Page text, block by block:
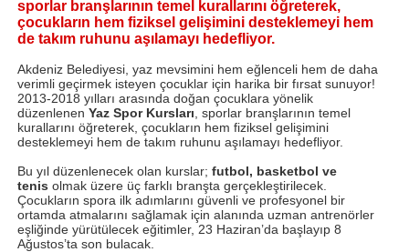
sporlar branşlarının temel kurallarını öğreterek,
çocukların hem fiziksel gelişimini desteklemeyi hem
de takım ruhunu aşılamayı hedefliyor.
Akdeniz Belediyesi, yaz mevsimini hem eğlenceli hem de daha
verimli geçirmek isteyen çocuklar için harika bir fırsat sunuyor!
2013-2018 yılları arasında doğan çocuklara yönelik
düzenlenen Yaz Spor Kursları , sporlar branşlarının temel
kurallarını öğreterek, çocukların hem fiziksel gelişimini
desteklemeyi hem de takım ruhunu aşılamayı hedefliyor.
Bu yıl düzenlenecek olan kurslar; futbol, basketbol ve
tenis olmak üzere üç farklı branşta gerçekleştirilecek.
Çocukların spora ilk adımlarını güvenli ve profesyonel bir
ortamda atmalarını sağlamak için alanında uzman antrenörler
eşliğinde yürütülecek eğitimler, 23 Haziran’da başlayıp 8
Ağustos’ta son bulacak.